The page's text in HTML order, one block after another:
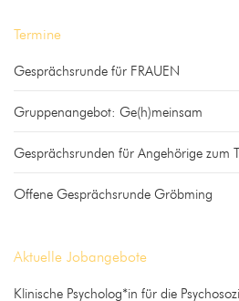
Termine
Gesprächsrunde für FRAUEN
Gruppenangebot: Ge(h)meinsam
Gesprächsrunden für Angehörige zum
Offene Gesprächsrunde Gröbming
Aktuelle Jobangebote
Klinische Psycholog*in für die